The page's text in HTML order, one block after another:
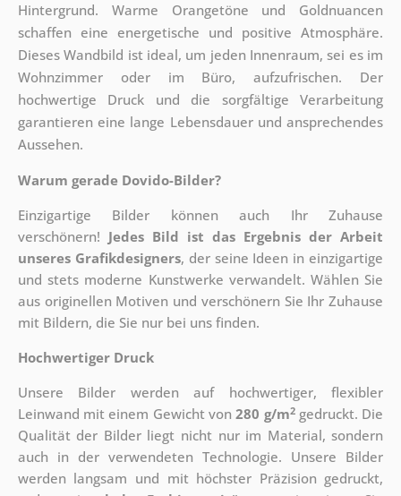
Hintergrund. Warme Orangetöne und Goldnuancen
schaffen eine energetische und positive Atmosphäre.
Dieses Wandbild ist ideal, um jeden Innenraum, sei es im
Wohnzimmer oder im Büro, aufzufrischen. Der
hochwertige Druck und die sorgfältige Verarbeitung
garantieren eine lange Lebensdauer und ansprechendes
Aussehen.
Warum gerade Dovido-Bilder?
Einzigartige Bilder können auch Ihr Zuhause
verschönern! Jedes Bild ist das Ergebnis der Arbeit
unseres Grafikdesigners, der seine Ideen in einzigartige
und stets moderne Kunstwerke verwandelt. Wählen Sie
aus originellen Motiven und verschönern Sie Ihr Zuhause
mit Bildern, die Sie nur bei uns finden.
Hochwertiger Druck
Unsere Bilder werden auf hochwertiger, flexibler
Leinwand mit einem Gewicht von280 g/m2gedruckt. Die
Qualität der Bilder liegt nicht nur im Material, sondern
auch in der verwendeten Technologie. Unsere Bilder
werden langsam und mit höchster Präzision gedruckt,